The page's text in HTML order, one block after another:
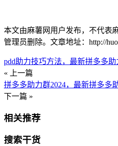
本文由麻薯网用户发布，不代表
管理员删除。文章地址：http://
pdd助力技巧方法，最新拼多多
« 上一篇
拼多多助力群2024，最新拼多多
下一篇 »
相关推荐
搜索干货